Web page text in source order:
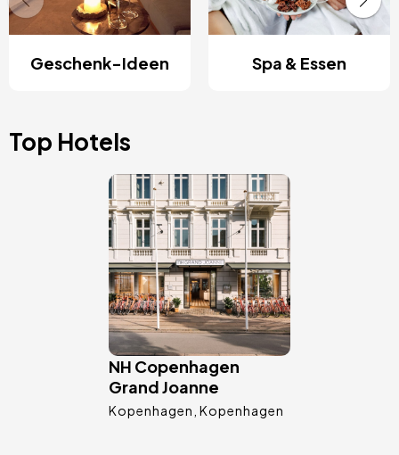
Geschenk-Ideen Spa & Essen
Top Hotels
Bild
NH Copenhagen
Grand Joanne
Kopenhagen Kopenhagen